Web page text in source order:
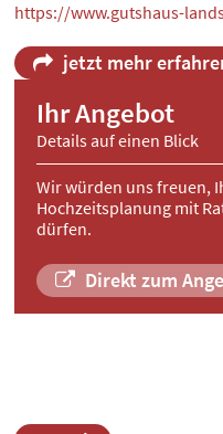
https://www.gutshaus-
jetzt mehr
Ihr Angebot
Details auf einen Blick
Wir würden uns freuen,
Hochzeitsplanung mit
dürfen.
Direkt zum